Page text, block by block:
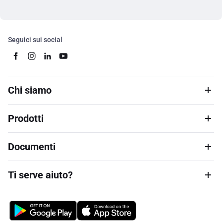
Seguici sui social
Chi siamo
Prodotti
Documenti
Ti serve aiuto?